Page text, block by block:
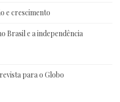
e crescimento
Brasil e a independência
para o Globo